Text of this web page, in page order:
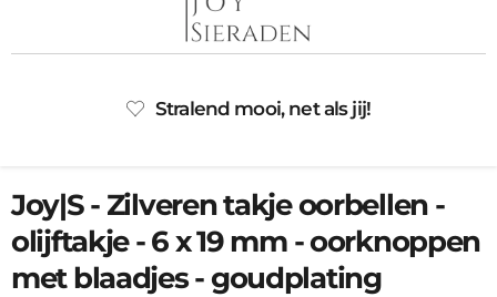
Stralend mooi, net als jij!
Joy|S - Zilveren takje oorbellen -
olijftakje - 6 x 19 mm - oorknoppen
met blaadjes - goudplating